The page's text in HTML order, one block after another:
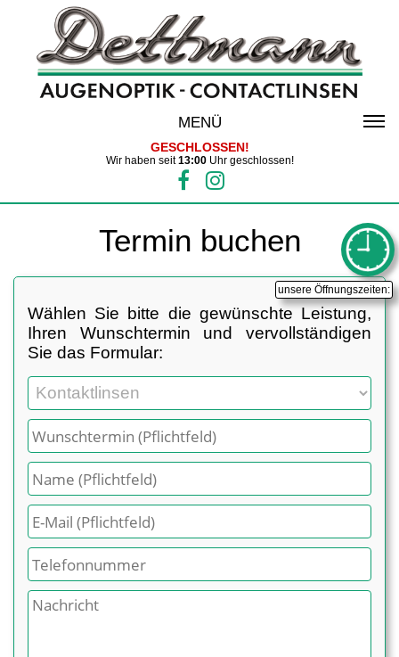
MENÜ
GESCHLOSSEN!
Wir haben seit13:00Uhr geschlossen!
Termin buchen
Wählen Sie bitte die gewünschte Leistung,
Ihren Wunschtermin und vervollständigen
Sie das Formular:
unsere Öffnungszeiten: